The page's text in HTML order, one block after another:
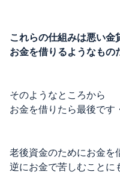
これらの仕組みは悪い金
お金を借りるようなもの
そのようなところから
お金を借りたら最後です
老後資金のためにお金を
逆にお金で苦しむことに